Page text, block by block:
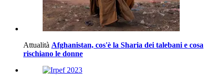
Attualità Afghanistan, cos'è la Sharia dei talebani e cosa
rischiano le donne